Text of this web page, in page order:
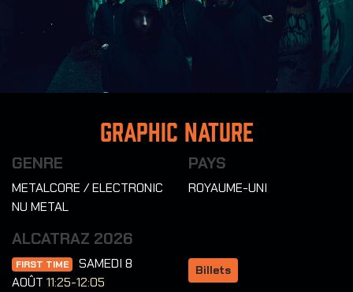
Graphic Nature
GENRE
METALCORE / ELECTRONIC
NU METAL
PAYS
ROYAUME-UNI
ALCATRAZ 2026
FIRST TIME
SAMEDI 8
AOÛT 11:25-12:05
Billets